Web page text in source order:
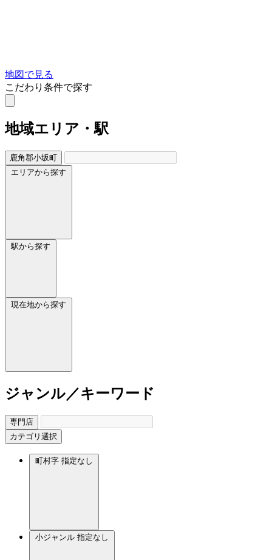
地図で見る
こだわり条件で探す
地域エリア・駅
鹿角郡小坂町
エリアから探す
駅から探す
現在地から探す
ジャンル／キーワード
専門店
カテゴリ選択
町村字 指定なし
小ジャンル 指定なし